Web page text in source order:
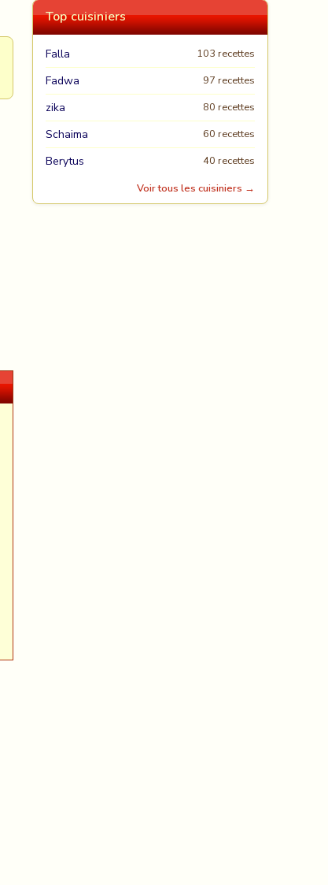
Top cuisiniers
Falla 103 recettes
Fadwa 97 recettes
zika 80 recettes
Schaima 60 recettes
Berytus
40 recettes
Voir tous les cuisiniers →